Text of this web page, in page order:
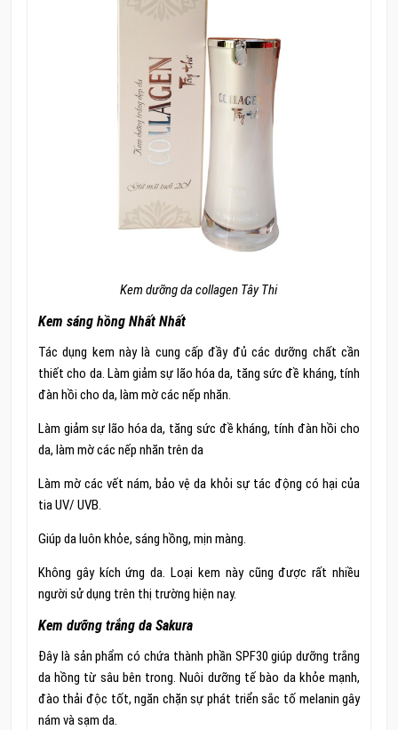
Kem dưỡng da collagen Tây Thi
Kem sáng hồng Nhất Nhất
Tác dụng kem này là cung cấp đầy đủ các dưỡng chất cần
thiết cho da. Làm giảm sự lão hóa da, tăng sức đề kháng, tính
đàn hồi cho da, làm mờ các nếp nhăn.
Làm giảm sự lão hóa da, tăng sức đề kháng, tính đàn hồi cho
da, làm mờ các nếp nhăn trên da
Làm mờ các vết nám, bảo vệ da khỏi sự tác động có hại của
tia UV/ UVB.
Giúp da luôn khỏe, sáng hồng, mịn màng.
Không gây kích ứng da. Loại kem này cũng được rất nhiều
người sử dụng trên thị trường hiện nay.
Kem dưỡng trắng da Sakura
Đây là sản phẩm có chứa thành phần SPF30 giúp dưỡng trắng
da hồng từ sâu bên trong. Nuôi dưỡng tế bào da khỏe mạnh,
đào thải độc tốt, ngăn chặn sự phát triển sắc tố melanin gây
nám và sạm da.